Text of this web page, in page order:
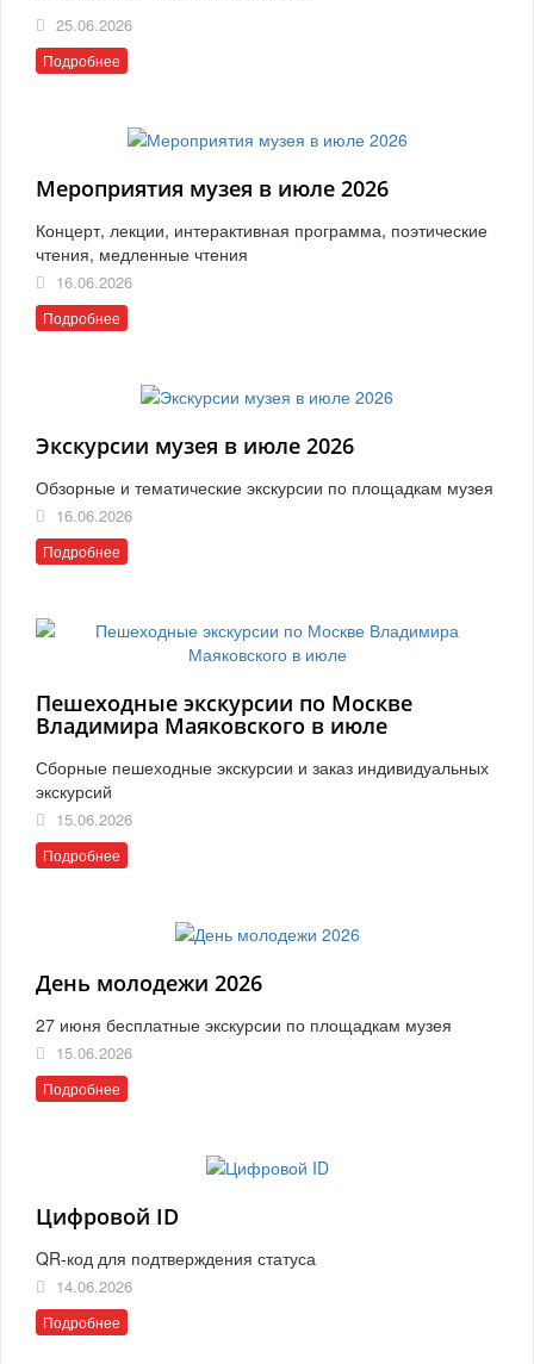
25.06.2026
Подробнее
Мероприятия музея в июле 2026
Концерт, лекции, интерактивная программа, поэтические
чтения, медленные чтения
16.06.2026
Подробнее
Экскурсии музея в июле 2026
Обзорные и тематические экскурсии по площадкам музея
16.06.2026
Подробнее
Пешеходные экскурсии по Москве
Владимира Маяковского в июле
Сборные пешеходные экскурсии и заказ индивидуальных
экскурсий
15.06.2026
Подробнее
День молодежи 2026
27 июня бесплатные экскурсии по площадкам музея
15.06.2026
Подробнее
Цифровой ID
QR-код для подтверждения статуса
14.06.2026
Подробнее